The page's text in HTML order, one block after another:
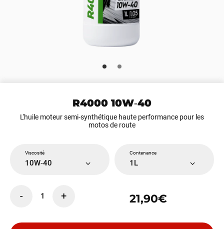
R4000 10W‑40
L'huile moteur semi-synthétique haute performance pour les
motos de route
Viscosité
10W‑40
Contenance
1L
- 1 + 21,90€